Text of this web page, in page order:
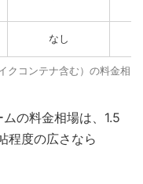
なし
クコンテナ含む）の料金相
の料金相場は、1.5
程度の広さなら